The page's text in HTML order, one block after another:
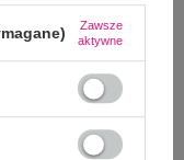
Zobacz wszystko
Zawsze
aktywne